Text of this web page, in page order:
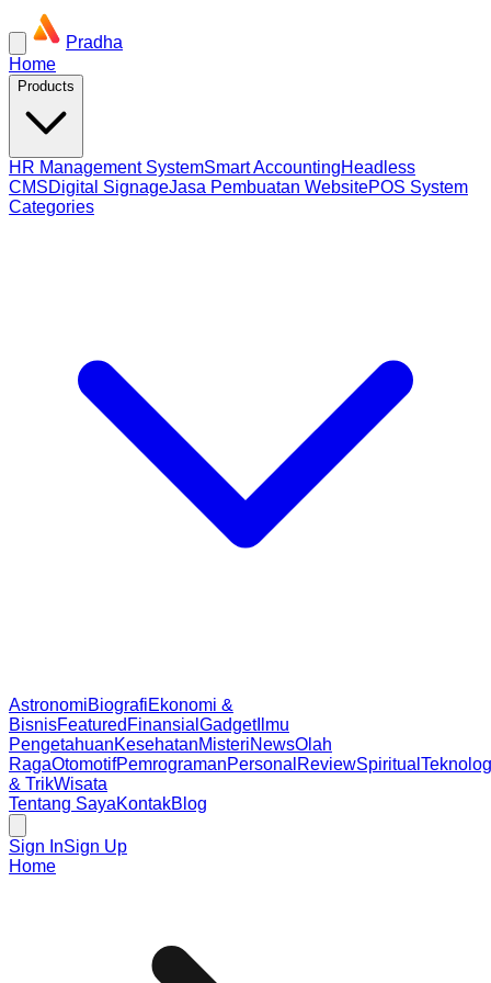
Pradha
Home
Products
HR Management SystemSmart AccountingHeadless
CMSDigital SignageJasa Pembuatan WebsitePOS System
Categories
AstronomiBiografiEkonomi &
BisnisFeatured Finansial GadgetIlmu
PengetahuanKesehatanMisteriNewsOlah
RagaOtomotifPemrogramanPersonal ReviewSpiritual
& TrikWisata
Tentang SayaKontakBlog
Sign InSign Up
Home